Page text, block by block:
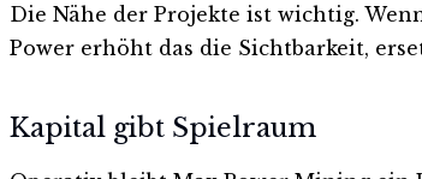
Die Nähe der Projekte ist wichtig.
Power erhöht das die Sichtbarkeit,
Kapital gibt Spielraum